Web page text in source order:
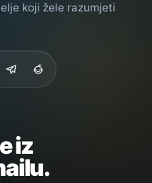
koji žele razumjeti
iz